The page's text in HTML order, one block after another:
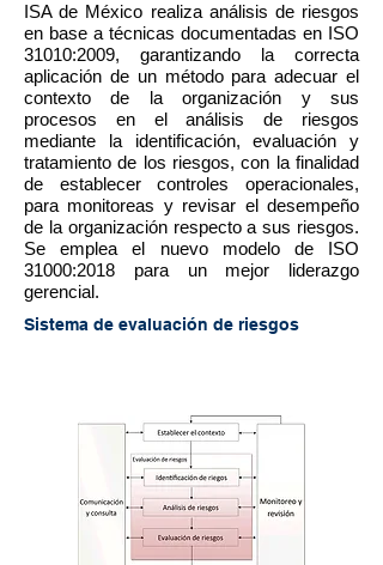
Sistema de evaluación de riesgos
ISA de México realiza análisis de riesgos
en base a técnicas documentadas en ISO
31010:2009, garantizando la correcta
aplicación de un método para adecuar el
contexto de la organización y sus
procesos en el análisis de riesgos
mediante la identificación, evaluación y
tratamiento de los riesgos, con la finalidad
de establecer controles operacionales,
para monitoreas y revisar el desempeño
de la organización respecto a sus riesgos.
Se emplea el nuevo modelo de ISO
31000:2018 para un mejor liderazgo
gerencial.